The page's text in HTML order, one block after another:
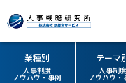
業種別
人事制度
ノウハウ・事例
テーマ
人事制度
ノウハウ・